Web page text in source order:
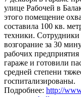
улице Рабочей в
этого помещение
составила 100 кв.
техники.
возгорание за 30
рабочих
гараже и готовили
средней степени
госпитализированы.
Подробнее: http://